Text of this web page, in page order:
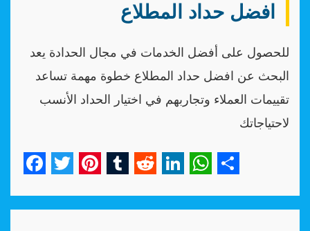
افضل حداد المطلاع
للحصول على أفضل الخدمات في مجال الحدادة يعد
البحث عن افضل حداد المطلاع خطوة مهمة تساعد
تقييمات العملاء وتجاربهم في اختيار الحداد الأنسب
لاحتياجاتك